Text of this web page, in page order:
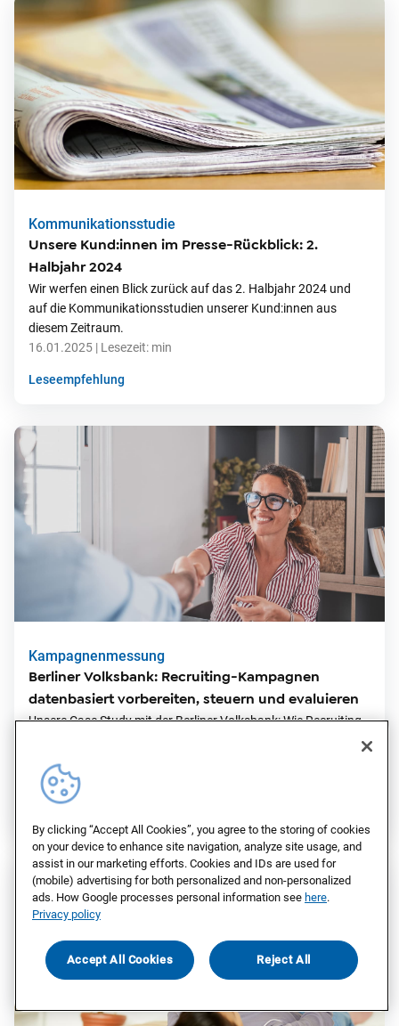
Kommunikationsstudie
Unsere Kund:innen im Presse-Rückblick: 2.
Halbjahr 2024
Wir werfen einen Blick zurück auf das 2. Halbjahr 2024 und
auf die Kommunikationsstudien unserer Kund:innen aus
diesem Zeitraum.
16.01.2025 | Lesezeit: min
Leseempfehlung
Kampagnenmessung
Berliner Volksbank: Recruiting-Kampagnen
datenbasiert vorbereiten, steuern und evaluieren
Unsere Case Study mit der Berliner Volksbank: Wie Recruiting-
10.12.2024
By clicking “Accept All Cookies”, you agree to the storing of cookies
on your device to enhance site navigation, analyze site usage, and
assist in our marketing efforts. Cookies and IDs are used for
(mobile) advertising for both personalized and non-personalized
ads. How Google processes personal information see here.
Privacy policy
Accept All Cookies Reject All